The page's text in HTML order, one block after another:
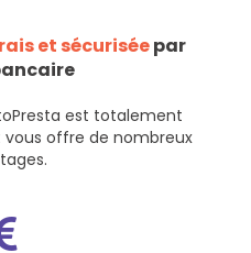
et sécuriséepar
est totalement
offre de nombreux